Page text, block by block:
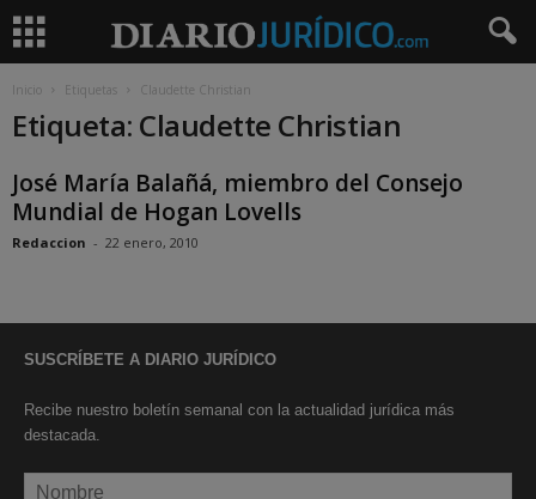
Inicio Etiquetas Claudette Christian
Etiqueta: Claudette Christian
José María Balañá, miembro del Consejo
Mundial de Hogan Lovells
Redaccion - 22 enero, 2010
SUSCRÍBETE A DIARIO JURÍDICO
Recibe nuestro boletín semanal con la actualidad jurídica más
destacada.